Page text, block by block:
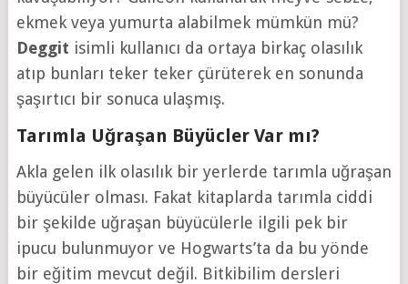
ekmek veya yumurta alabilmek mümkün mü?
Deggit isimli kullanıcı da ortaya birkaç olasılık
atıp bunları teker teker çürüterek en sonunda
şaşırtıcı bir sonuca ulaşmış.
Tarımla Uğraşan Büyücler Var mı?
Akla gelen ilk olasılık bir yerlerde tarımla uğraşan
büyücüler olması. Fakat kitaplarda tarımla ciddi
bir şekilde uğraşan büyücülerle ilgili pek bir
ipucu bulunmuyor ve Hogwarts’ta da bu yönde
bir eğitim mevcut değil. Bitkibilim dersleri